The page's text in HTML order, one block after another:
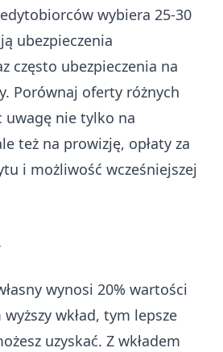
wybiera 25-30
ubezpieczenia
często ubezpieczenia na
Porównaj oferty różnych
uwagę nie tylko na
też na prowizję, opłaty za
i możliwość wcześniejszej
wynosi 20% wartości
wkład, tym lepsze
uzyskać. Z wkładem